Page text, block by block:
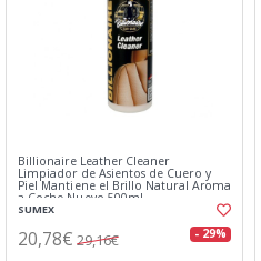
Billionaire Leather Cleaner
Limpiador de Asientos de Cuero y
Piel Mantiene el Brillo Natural Aroma
a Coche Nuevo 500ml
SUMEX
20,78€ 29,16€ - 29%